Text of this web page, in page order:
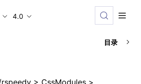
4.0
目录
> CssModules >